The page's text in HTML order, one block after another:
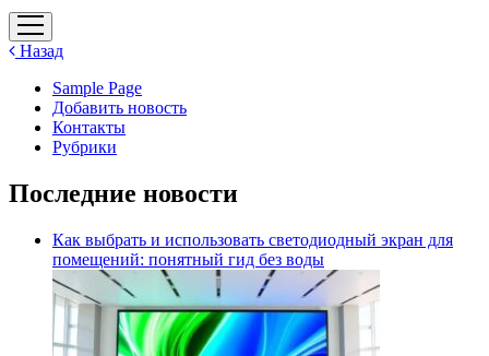
открыть
меню
Назад
Sample Page
Добавить новость
Контакты
Рубрики
Последние новости
Как выбрать и использовать светодиодный экран для
помещений: понятный гид без воды